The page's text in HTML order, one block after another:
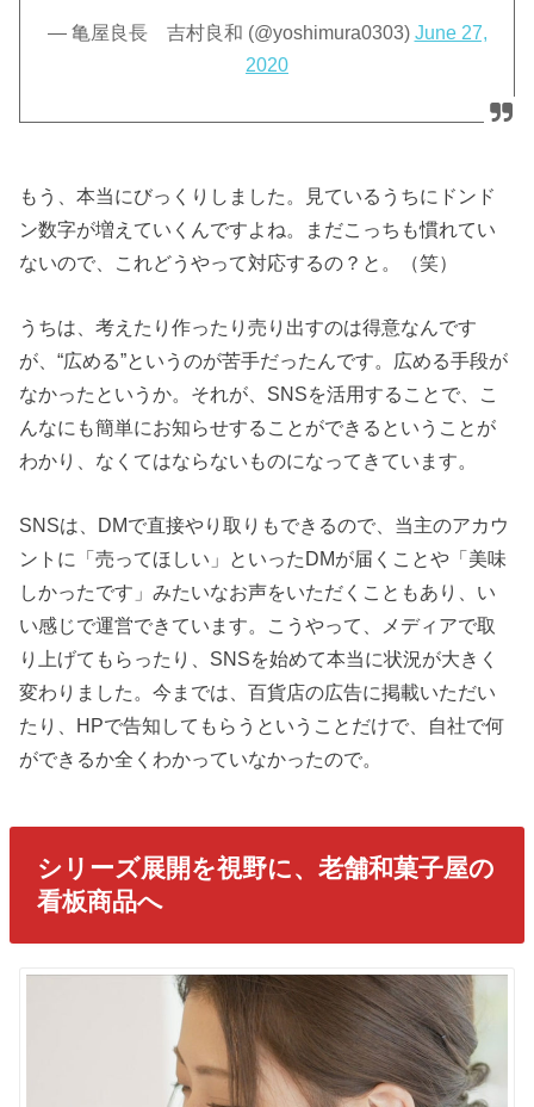
— 亀屋良長 吉村良和 (@yoshimura0303) June 27,
2020
もう、本当にびっくりしました。見ているうちにドンド
ン数字が増えていくんですよね。まだこっちも慣れてい
ないので、これどうやって対応するの？と。（笑）
うちは、考えたり作ったり売り出すのは得意なんです
が、“広める”というのが苦手だったんです。広める手段が
なかったというか。それが、SNSを活用することで、こ
んなにも簡単にお知らせすることができるということが
わかり、なくてはならないものになってきています。
SNSは、DMで直接やり取りもできるので、当主のアカウ
ントに「売ってほしい」といったDMが届くことや「美味
しかったです」みたいなお声をいただくこともあり、い
い感じで運営できています。こうやって、メディアで取
り上げてもらったり、SNSを始めて本当に状況が大きく
変わりました。今までは、百貨店の広告に掲載いただい
たり、HPで告知してもらうということだけで、自社で何
ができるか全くわかっていなかったので。
シリーズ展開を視野に、老舗和菓子屋の
看板商品へ